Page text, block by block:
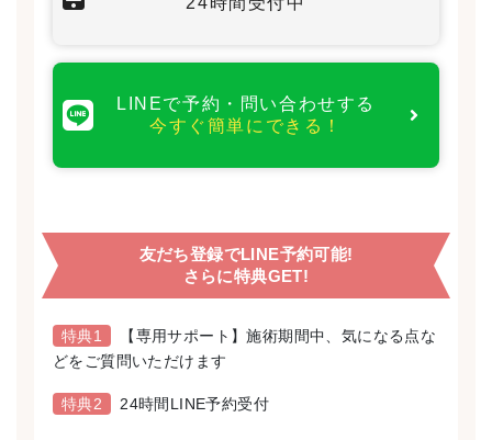
LINEで予約・問い合わせする
今すぐ簡単にできる！
友だち登録でLINE予約可能!
さらに特典GET!
特典1
【専用サポート】施術期間中、気になる点な
どをご質問いただけます
特典2 24時間LINE予約受付